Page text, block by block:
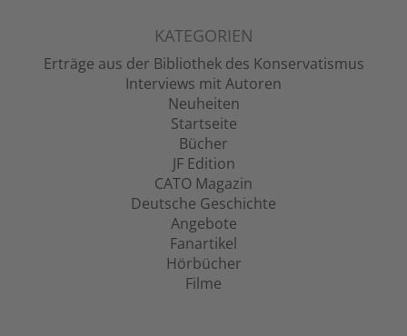
KATEGORIEN
Erträge aus der Bibliothek des Konservatismus
Interviews mit Autoren
Neuheiten
Startseite
Bücher
JF Edition
CATO Magazin
Deutsche Geschichte
Angebote
Fanartikel
Hörbücher
Filme